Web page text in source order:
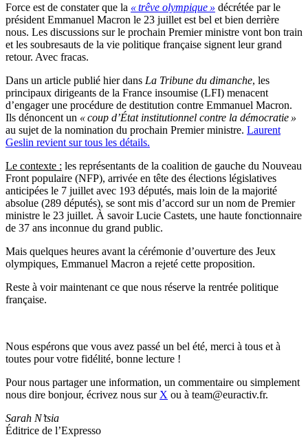
Force est de constater que la « trêve olympique » décrétée par le
président Emmanuel Macron le 23 juillet est bel et bien derrière
nous. Les discussions sur le prochain Premier ministre vont bon train
et les soubresauts de la vie politique française signent leur grand
retour. Avec fracas.
Dans un article publié hier dans La Tribune du dimanche, les
principaux dirigeants de la France insoumise (LFI) menacent
d’engager une procédure de destitution contre Emmanuel Macron.
Ils dénoncent un « coup d’État institutionnel contre la démocratie »
au sujet de la nomination du prochain Premier ministre. Laurent
Geslin revient sur tous les détails.
Le contexte : les représentants de la coalition de gauche du Nouveau
Front populaire (NFP), arrivée en tête des élections législatives
anticipées le 7 juillet avec 193 députés, mais loin de la majorité
absolue (289 députés), se sont mis d’accord sur un nom de Premier
ministre le 23 juillet. À savoir Lucie Castets, une haute fonctionnaire
de 37 ans inconnue du grand public.
Mais quelques heures avant la cérémonie d’ouverture des Jeux
olympiques, Emmanuel Macron a rejeté cette proposition.
Reste à voir maintenant ce que nous réserve la rentrée politique
française.
Nous espérons que vous avez passé un bel été, merci à tous et à
toutes pour votre fidélité, bonne lecture !
Pour nous partager une information, un commentaire ou simplement
nous dire bonjour, écrivez nous sur X ou à team@euractiv.fr.
Sarah N’tsia
Éditrice de l’Expresso